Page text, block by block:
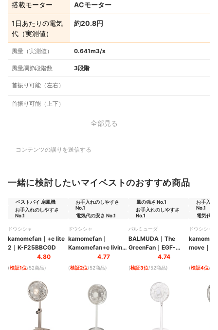
搭載モーター ACモーター
1日あたりの電気
代（実測値）
約20.8円
風量（実測値） 0.641m3/s
風量調節段階数 3段階
首振り可能（左右）
首振り可能（上下）
全部見る
コンテンツの誤りを送信する
一緒に検討したいマイベストのおすすめ商品
ベストバイ 扇風機
お手入れのしやすさ
No.1
ドウシシャ
kamomefan ｜ +c lite
2 ｜ K-F25BBCGD
4.80
(検証1位/52商品)
お手入れのしやすさ
No.1
電気代の安さ No.1
ドウシシャ
kamomefan ｜
Kamomefan+c living
K-F28AYWH
4.77
(検証2位/52商品)
風の強さ No.1
お手入れのしやすさ
No.1
バルミューダ
BALMUDA ｜ The
GreenFan ｜ EGF-
4.74
(検証3位/52商品)
お手入れ
No.1
電気代の
ドウシシャ
move ｜
(検証4位/52